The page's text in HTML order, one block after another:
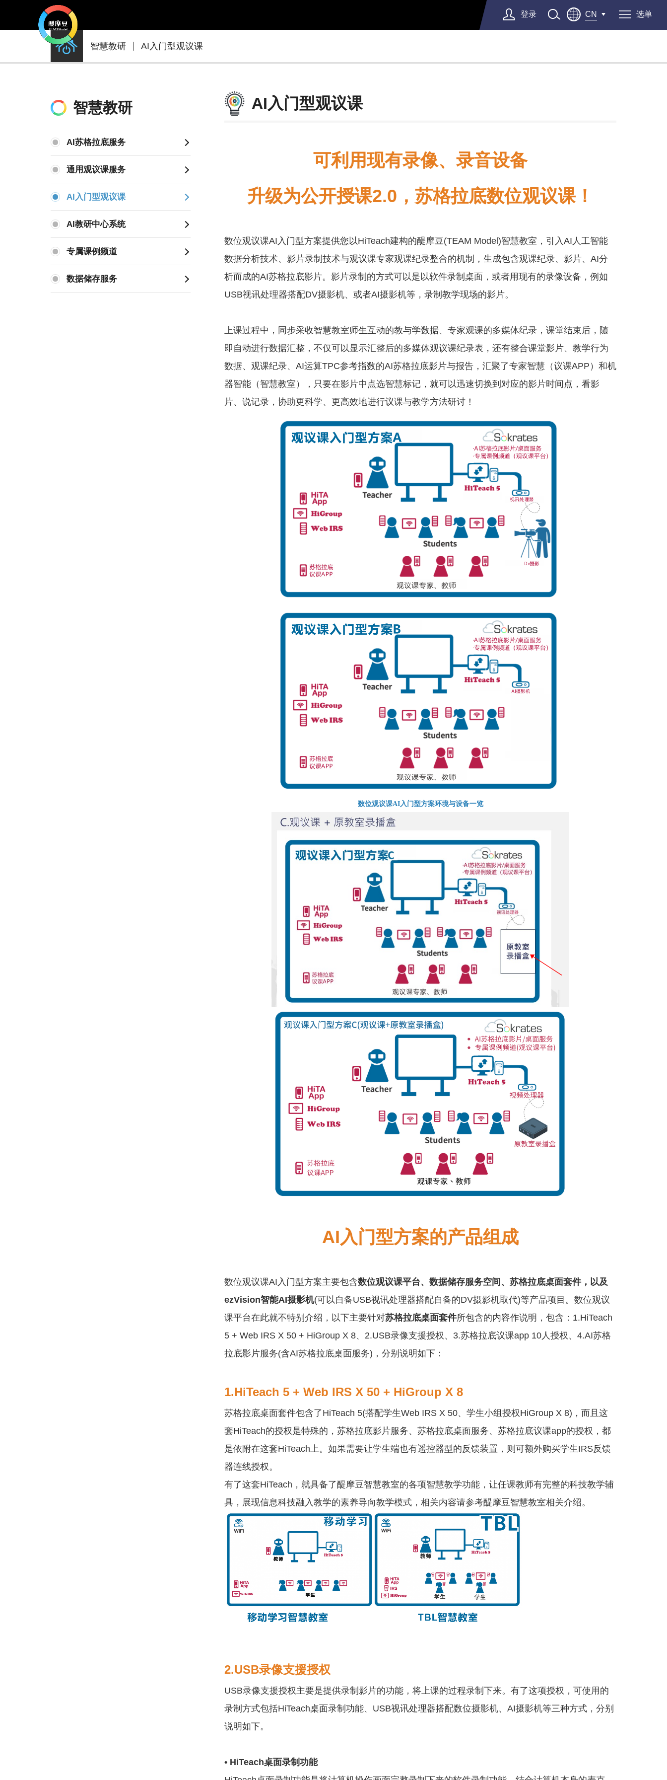
登录 CN 选单
智慧教研 AI入门型观议课
智慧教研
AI苏格拉底服务
通用观议课服务
AI入门型观议课
AI教研中心系统
专属课例频道
数据储存服务
AI入门型观议课
可利用现有录像、录音设备
升级为公开授课2.0，苏格拉底数位观议课！
数位观议课AI入门型方案提供您以HiTeach建构的醍摩豆(TEAM Model)智慧教室，引入AI人工智能
数据分析技术、影片录制技术与观议课专家观课纪录整合的机制，生成包含观课纪录、影片、AI分
析而成的AI苏格拉底影片。影片录制的方式可以是以软件录制桌面，或者用现有的录像设备，例如
USB视讯处理器搭配DV摄影机、或者AI摄影机等，录制教学现场的影片。
上课过程中，同步采收智慧教室师生互动的教与学数据、专家观课的多媒体纪录，课堂结束后，随
即自动进行数据汇整，不仅可以显示汇整后的多媒体观议课纪录表，还有整合课堂影片、教学行为
数据、观课纪录、AI运算TPC参考指数的AI苏格拉底影片与报告，汇聚了专家智慧（议课APP）和机
器智能（智慧教室），只要在影片中点选智慧标记，就可以迅速切换到对应的影片时间点，看影
片、说记录，协助更科学、更高效地进行议课与教学方法研讨！
数位观议课AI入门型方案环境与设备一览
AI入门型方案的产品组成
数位观议课AI入门型方案主要包含数位观议课平台、数据储存服务空间、苏格拉底桌面套件，以及
ezVision智能AI摄影机(可以自备USB视讯处理器搭配自备的DV摄影机取代)等产品项目。数位观议
课平台在此就不特别介绍，以下主要针对苏格拉底桌面套件所包含的内容作说明，包含：1.HiTeach
5 + Web IRS X 50 + HiGroup X 8、2.USB录像支援授权、3.苏格拉底议课app 10人授权、4.AI苏格
拉底影片服务(含AI苏格拉底桌面服务)，分别说明如下：
1.HiTeach 5 + Web IRS X 50 + HiGroup X 8
苏格拉底桌面套件包含了HiTeach 5(搭配学生Web IRS X 50、学生小组授权HiGroup X 8)，而且这
套HiTeach的授权是特殊的，苏格拉底影片服务、苏格拉底桌面服务、苏格拉底议课app的授权，都
是依附在这套HiTeach上。如果需要让学生端也有遥控器型的反馈装置，则可额外购买学生IRS反馈
器连线授权。
有了这套HiTeach，就具备了醍摩豆智慧教室的各项智慧教学功能，让任课教师有完整的科技教学辅
具，展现信息科技融入教学的素养导向教学模式，相关内容请参考醍摩豆智慧教室相关介绍。
2.USB录像支援授权
USB录像支援授权主要是提供录制影片的功能，将上课的过程录制下来。有了这项授权，可使用的
录制方式包括HiTeach桌面录制功能、USB视讯处理器搭配数位摄影机、AI摄影机等三种方式，分别
说明如下。
• HiTeach桌面录制功能